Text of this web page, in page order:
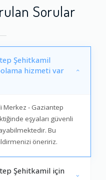
Sorular
Şehitkamil
hizmeti var
Merkez - Gaziantep
eşyaları güvenli
Bu
öneririz.
Şehitkamil için